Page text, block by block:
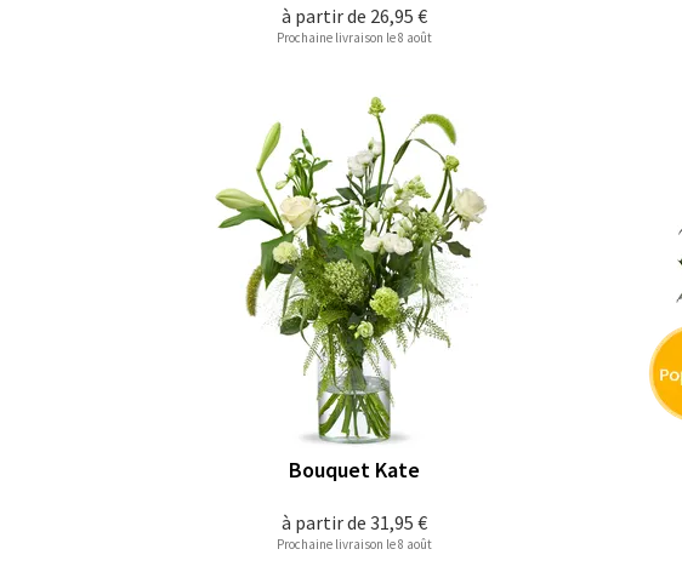
à partir de 26,95 €
Prochaine livraison le 8 août
à partir de 31,95 €
Bouquet Kate
Prochaine livraison le 8 août